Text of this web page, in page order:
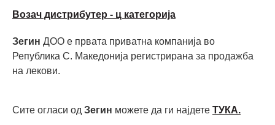
Возач дистрибутер - ц категорија
Зегин ДОО е првата приватна компанија во
Република С. Македонија регистрирана за продажба
на лекови.
Сите огласи од Зегин можете да ги најдете ТУКА.